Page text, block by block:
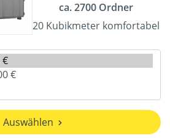
ca. 2700 Ordner
20 Kubikmeter komfortabel
Auswählen